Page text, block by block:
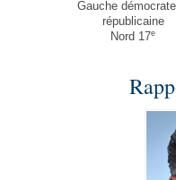
Gauche
républicaine
Nord 17e